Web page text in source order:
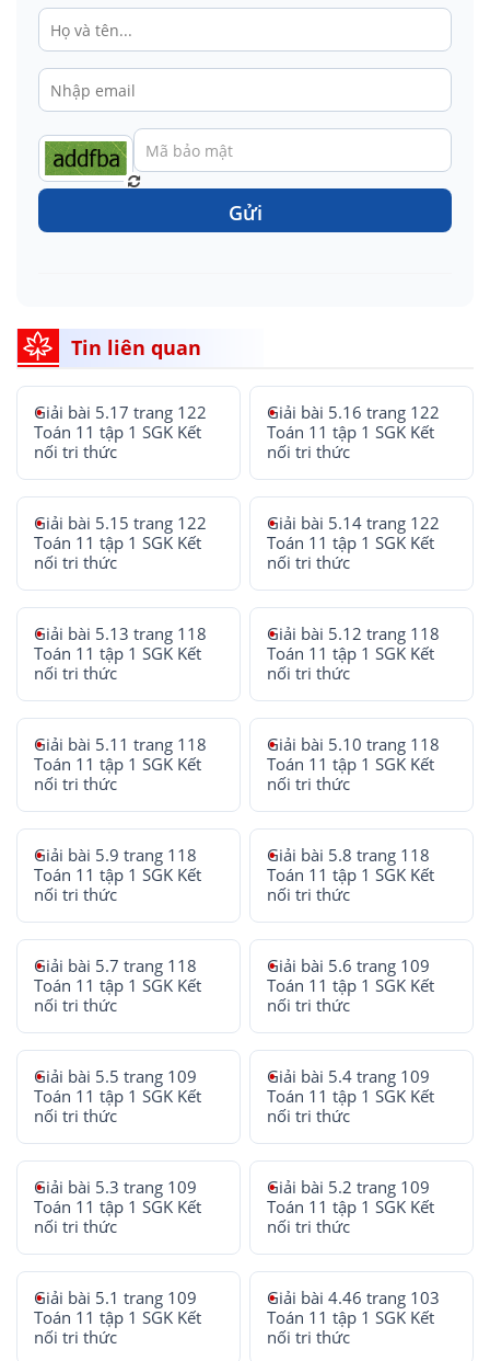
Gửi
Tin liên quan
Giải bài 5.17 trang 122
Toán 11 tập 1 SGK Kết
nối tri thức
Giải bài 5.16 trang 122
Toán 11 tập 1 SGK Kết
nối tri thức
Giải bài 5.15 trang 122
Toán 11 tập 1 SGK Kết
nối tri thức
Giải bài 5.14 trang 122
Toán 11 tập 1 SGK Kết
nối tri thức
Giải bài 5.13 trang 118
Toán 11 tập 1 SGK Kết
nối tri thức
Giải bài 5.12 trang 118
Toán 11 tập 1 SGK Kết
nối tri thức
Giải bài 5.11 trang 118
Toán 11 tập 1 SGK Kết
nối tri thức
Giải bài 5.10 trang 118
Toán 11 tập 1 SGK Kết
nối tri thức
Giải bài 5.9 trang 118
Toán 11 tập 1 SGK Kết
nối tri thức
Giải bài 5.8 trang 118
Toán 11 tập 1 SGK Kết
nối tri thức
Giải bài 5.7 trang 118
Toán 11 tập 1 SGK Kết
nối tri thức
Giải bài 5.6 trang 109
Toán 11 tập 1 SGK Kết
nối tri thức
Giải bài 5.5 trang 109
Toán 11 tập 1 SGK Kết
nối tri thức
Giải bài 5.4 trang 109
Toán 11 tập 1 SGK Kết
nối tri thức
Giải bài 5.3 trang 109
Toán 11 tập 1 SGK Kết
nối tri thức
Giải bài 5.2 trang 109
Toán 11 tập 1 SGK Kết
nối tri thức
Giải bài 5.1 trang 109
Toán 11 tập 1 SGK Kết
nối tri thức
Giải bài 4.46 trang 103
Toán 11 tập 1 SGK Kết
nối tri thức